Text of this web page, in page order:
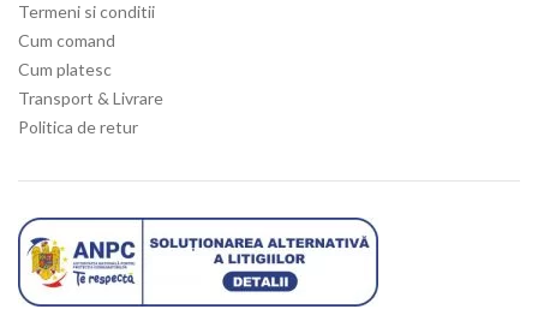
Termeni si conditii
Cum comand
Cum platesc
Transport & Livrare
Politica de retur